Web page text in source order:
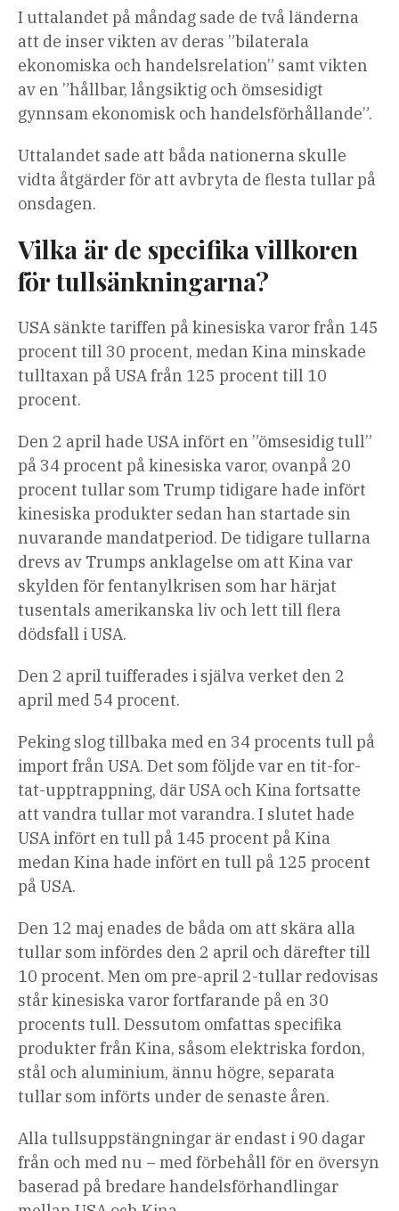
I uttalandet på måndag sade de två länderna
att de inser vikten av deras ”bilaterala
ekonomiska och handelsrelation” samt vikten
av en ”hållbar, långsiktig och ömsesidigt
gynnsam ekonomisk och handelsförhållande”.
Uttalandet sade att båda nationerna skulle
vidta åtgärder för att avbryta de flesta tullar på
onsdagen.
Vilka är de specifika villkoren
för tullsänkningarna?
USA sänkte tariffen på kinesiska varor från 145
procent till 30 procent, medan Kina minskade
tulltaxan på USA från 125 procent till 10
procent.
Den 2 april hade USA infört en ”ömsesidig tull”
på 34 procent på kinesiska varor, ovanpå 20
procent tullar som Trump tidigare hade infört
kinesiska produkter sedan han startade sin
nuvarande mandatperiod. De tidigare tullarna
drevs av Trumps anklagelse om att Kina var
skylden för fentanylkrisen som har härjat
tusentals amerikanska liv och lett till flera
dödsfall i USA.
Den 2 april tuifferades i själva verket den 2
april med 54 procent.
Peking slog tillbaka med en 34 procents tull på
import från USA. Det som följde var en tit-for-
tat-upptrappning, där USA och Kina fortsatte
att vandra tullar mot varandra. I slutet hade
USA infört en tull på 145 procent på Kina
medan Kina hade infört en tull på 125 procent
på USA.
Den 12 maj enades de båda om att skära alla
tullar som infördes den 2 april och därefter till
10 procent. Men om pre-april 2-tullar redovisas
står kinesiska varor fortfarande på en 30
procents tull. Dessutom omfattas specifika
produkter från Kina, såsom elektriska fordon,
stål och aluminium, ännu högre, separata
tullar som införts under de senaste åren.
Alla tullsuppstängningar är endast i 90 dagar
från och med nu – med förbehåll för en översyn
baserad på bredare handelsförhandlingar